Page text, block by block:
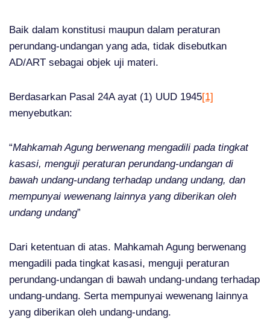
Baik dalam konstitusi maupun dalam peraturan
perundang-undangan yang ada, tidak disebutkan
AD/ART sebagai objek uji materi.
Berdasarkan Pasal 24A ayat (1) UUD 1945[1]
menyebutkan:
“Mahkamah Agung berwenang mengadili pada tingkat
kasasi, menguji peraturan perundang-undangan di
bawah undang-undang terhadap undang undang, dan
mempunyai wewenang lainnya yang diberikan oleh
undang undang”
Dari ketentuan di atas. Mahkamah Agung berwenang
mengadili pada tingkat kasasi, menguji peraturan
perundang-undangan di bawah undang-undang terhadap
undang-undang. Serta mempunyai wewenang lainnya
yang diberikan oleh undang-undang.